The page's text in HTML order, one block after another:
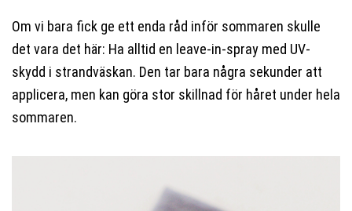
Om vi bara fick ge ett enda råd inför sommaren skulle
det vara det här: Ha alltid en leave-in-spray med UV-
skydd i strandväskan. Den tar bara några sekunder att
applicera, men kan göra stor skillnad för håret under hela
sommaren.